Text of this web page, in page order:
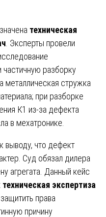
техническая
. Эксперты провели
разборку
металлическая стружка
при разборке
К1 из-за дефекта
в мехатронике.
выводу, что дефект
Суд обязал дилера
агрегата. Данный кейс
техническая экспертиза
права
причину